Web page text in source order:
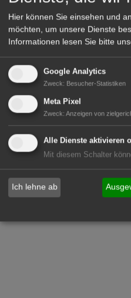
Hier können Sie einsehen und
möchten, um unsere Dienste
Informationen lesen Sie bitte
Google Analytics
Zweck: Besucher-Statistiken
Meta Pixel
Zweck: Anzeigen von
Alle Dienste aktivieren
Mit diesem Schalter
Ich lehne ab